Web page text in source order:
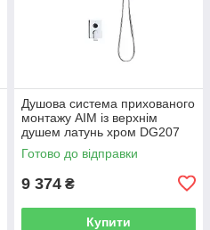
Душова система прихованого
монтажу AIM із верхнім
душем латунь хром DG207
chrome
Готово до відправки
9 374 ₴
Купити